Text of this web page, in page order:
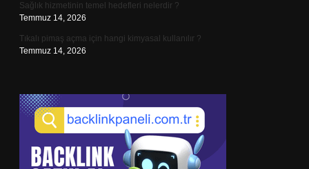
Sağlık hizmetinin temel hedefleri nelerdir ?
Temmuz 14, 2026
Tıkalı pimaş açma için hangi kimyasal kullanılır ?
Temmuz 14, 2026